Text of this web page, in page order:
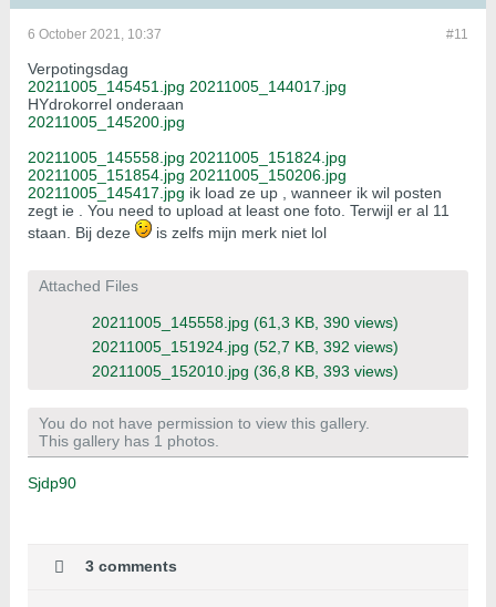
#11
6 October 2021, 10:37
Verpotingsdag
20211005_145451.jpg 20211005_144017.jpg
HYdrokorrel onderaan
20211005_145200.jpg
20211005_145558.jpg 20211005_151824.jpg
20211005_151854.jpg 20211005_150206.jpg
20211005_145417.jpg ik load ze up , wanneer ik wil posten
zegt ie . You need to upload at least one foto. Terwijl er al 11
staan. Bij deze
is zelfs mijn merk niet lol
Attached Files
20211005_145558.jpg (61,3 KB, 390 views)
20211005_151924.jpg (52,7 KB, 392 views)
20211005_152010.jpg (36,8 KB, 393 views)
You do not have permission to view this gallery.
This gallery has 1 photos.
Sjdp90
3 comments